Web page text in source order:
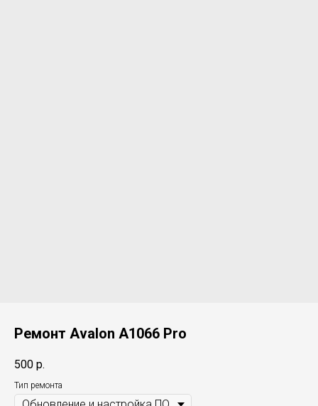
Ремонт Avalon A1066 Pro
500 р.
Тип ремонта